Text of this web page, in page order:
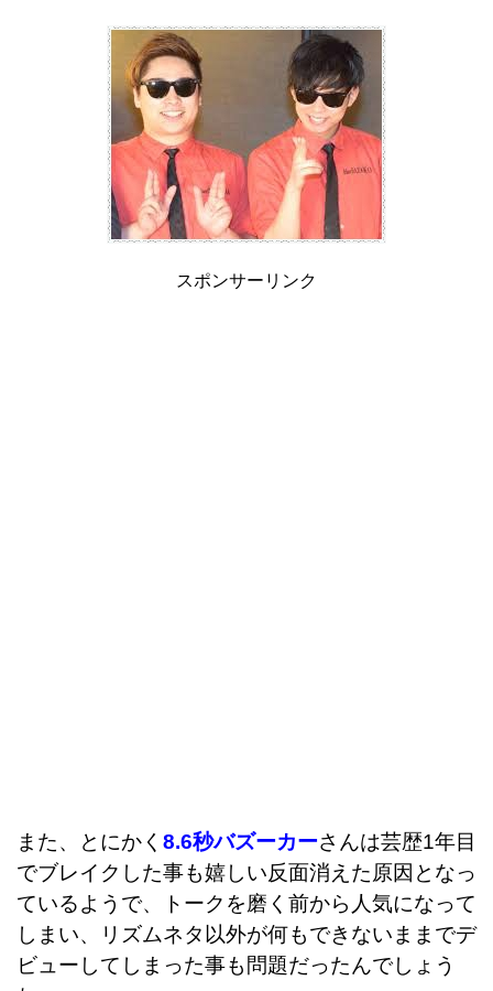
スポンサーリンク
また、とにかく 8.6秒バズーカーさんは芸歴1年目
でブレイクした事も嬉しい反面消えた原因となっ
ているようで、トークを磨く前から人気になって
しまい、
リズムネタ以外が何もできないままでデ
ビューしてしまった事も問題だったんでしょう